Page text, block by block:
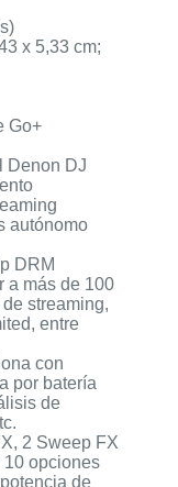
: ‎ Prime Go+
Denon DJ
autónomo
DRM
a más de 100
streaming,
entre
con
por batería
de
2 Sweep FX
10 opciones
de